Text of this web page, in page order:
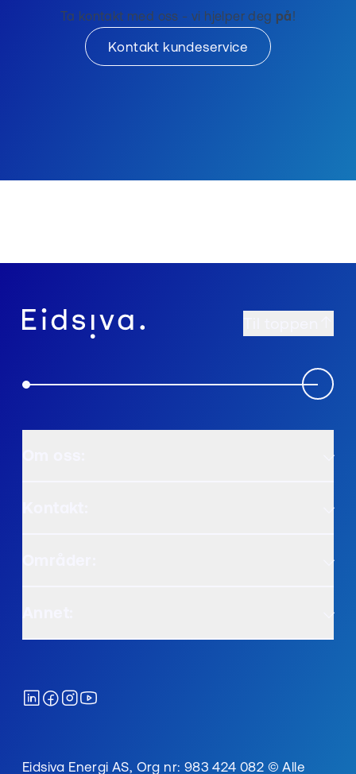
Ta kontakt med oss - vi hjelper deg på!
Kontakt kundeservice
Eidsiva Energi AS, Org nr: 983 424 082 © Alle